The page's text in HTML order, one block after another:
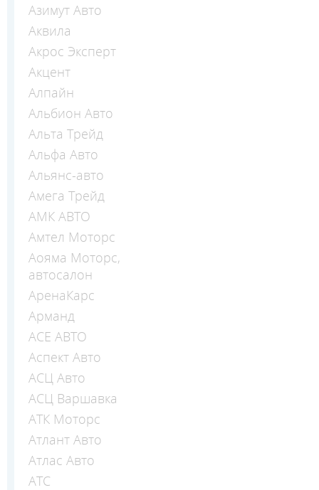
Азимут Авто
Аквила
Акрос Эксперт
Акцент
Алпайн
Альбион Авто
Альта Трейд
Альфа Авто
Альянс-авто
Амега Трейд
АМК АВТО
Амтел Моторс
Аояма Моторс,
автосалон
АренаКарс
Арманд
АСЕ АВТО
Аспект Авто
АСЦ Авто
АСЦ Варшавка
АТК Моторс
Атлант Авто
Атлас Авто
АТС